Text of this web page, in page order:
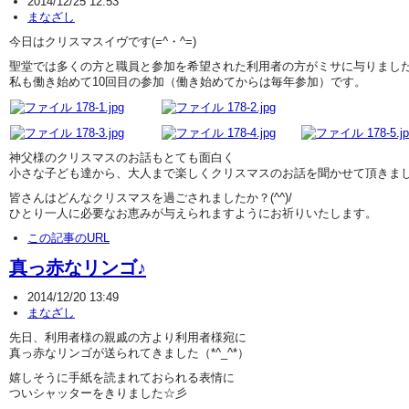
まなざし
今日はクリスマスイヴです(=^・^=)
聖堂では多くの方と職員と参加を希望された利用者の方がミサに与りました
私も働き始めて10回目の参加（働き始めてからは毎年参加）です。
神父様のクリスマスのお話もとても面白く
小さな子ども達から、大人まで楽しくクリスマスのお話を聞かせて頂きま
皆さんはどんなクリスマスを過ごされましたか？(^^)/
ひとり一人に必要なお恵みが与えられますようにお祈りいたします。
この記事のURL
真っ赤なリンゴ♪
2014/12/20 13:49
まなざし
先日、利用者様の親戚の方より利用者様宛に
真っ赤なリンゴが送られてきました（*^_^*）
嬉しそうに手紙を読まれておられる表情に
ついシャッターをきりました☆彡